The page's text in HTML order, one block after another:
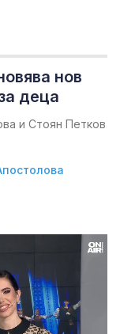
нов
деца
и Стоян Петков